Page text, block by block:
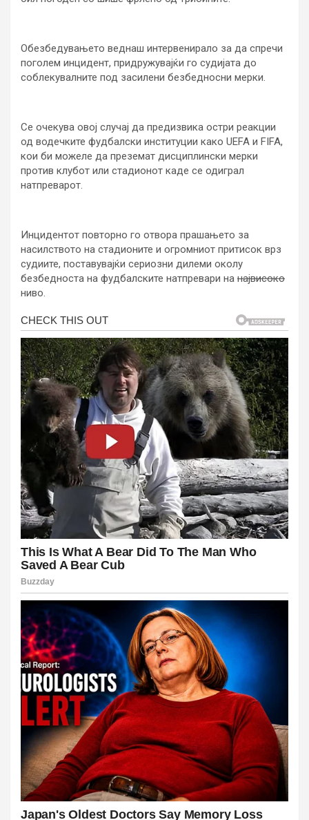
Обезбедувањето веднаш интервенирало за да спречи
поголем инцидент, придружувајќи го судијата до
соблекувалните под засилени безбедносни мерки.
Се очекува овој случај да предизвика остри реакции
од водечките фудбалски институции како UEFA и FIFA,
кои би можеле да преземат дисциплински мерки
против клубот или стадионот каде се одиграл
натпреварот.
Инцидентот повторно го отвора прашањето за
насилството на стадионите и огромниот притисок врз
судиите, поставувајќи сериозни дилеми околу
безбедноста на фудбалските натпревари на највисоко
ниво.